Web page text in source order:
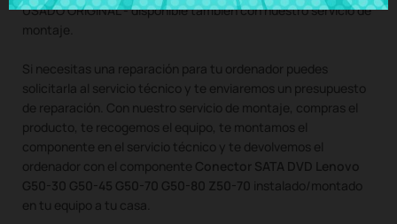
USADO ORIGINAL - disponible también con nuestro servicio de
montaje.
Si necesitas una reparación para tu ordenador puedes
solicitarla al servicio técnico y te enviaremos un presupuesto
de reparación. Con nuestro servicio de montaje, compras el
producto, te recogemos el equipo, te montamos el
componente en el servicio técnico y te devolvemos el
ordenador con el componente Conector SATA DVD Lenovo
G50-30 G50-45 G50-70 G50-80 Z50-70 instalado/montado
en tu equipo a tu casa.